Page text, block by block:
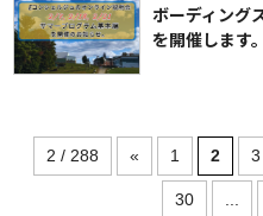
ボーディング
を開催します。
2 / 288 « 1 2 3
30